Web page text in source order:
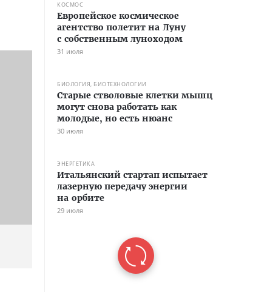
КОСМОС
Европейское космическое
агентство полетит на Луну
с собственным луноходом
31 июля
БИОЛОГИЯ, БИОТЕХНОЛОГИИ
Старые стволовые клетки мышц
могут снова работать как
молодые, но есть нюанс
30 июля
ЭНЕРГЕТИКА
Итальянский стартап испытает
лазерную передачу энергии
на орбите
29 июля